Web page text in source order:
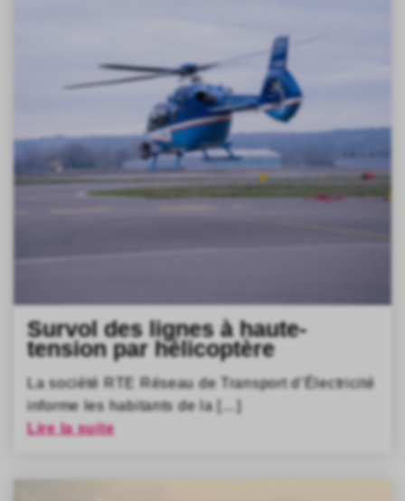
Survol des lignes à haute-
tension par hélicoptère
La société RTE Réseau de Transport d’Électricité
informe les habitants de la […]
Lire la suite